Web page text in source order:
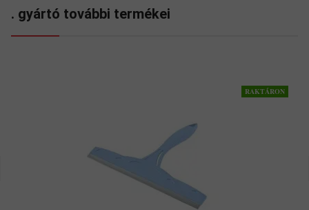
. gyártó további termékei
RAKTÁRON